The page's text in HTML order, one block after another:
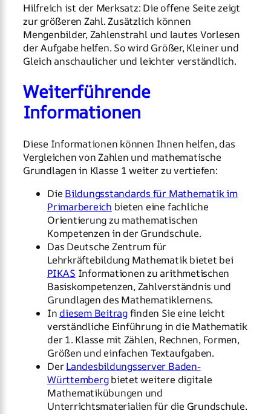
Hilfreich ist der Merksatz: Die offene Seite zeigt
zur größeren Zahl. Zusätzlich können
Mengenbilder, Zahlenstrahl und lautes Vorlesen
der Aufgabe helfen. So wird Größer, Kleiner und
Gleich anschaulicher und leichter verständlich.
Weiterführende
Informationen
Diese Informationen können Ihnen helfen, das
Vergleichen von Zahlen und mathematische
Grundlagen in Klasse 1 weiter zu vertiefen:
Die Bildungsstandards für Mathematik im
Primarbereich bieten eine fachliche
Orientierung zu mathematischen
Kompetenzen in der Grundschule.
Das Deutsche Zentrum für
Lehrkräftebildung Mathematik bietet bei
PIKAS Informationen zu arithmetischen
Basiskompetenzen, Zahlverständnis und
Grundlagen des Mathematiklernens.
In diesem Beitragfinden Sie eine leicht
verständliche Einführung in die Mathematik
der 1. Klasse mit Zählen, Rechnen, Formen,
Größen und einfachen Textaufgaben.
DerLandesbildungsserver Baden-
Württembergbietet weitere digitale
Mathematikübungen und
Unterrichtsmaterialien für die Grundschule.